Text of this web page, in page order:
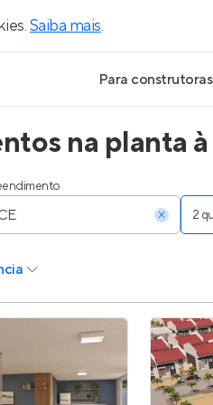
Saiba mais.
Para construtoras
Geração de
Geração de
Parcerias
Anunciar
na planta
2